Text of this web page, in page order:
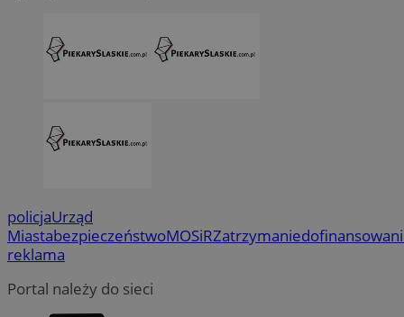
policjaUrząd
MiastabezpieczeństwoMOSiRZatrzymanie
reklama
Portal należy do sieci